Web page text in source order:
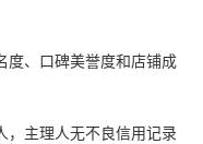
度、口碑美誉度和店铺成
，主理人无不良信用记录